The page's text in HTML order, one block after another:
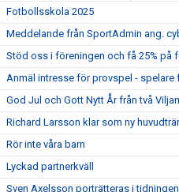
Fotbollsskola 2025
Meddelande från SportAdmin ang.
Stöd oss i föreningen och få 25% på
Anmäl intresse för provspel - spelare
God Jul och Gott Nytt År från två
Richard Larsson klar som ny
Rör inte våra barn
Lyckad partnerkväll
Sven Axelsson porträtteras i